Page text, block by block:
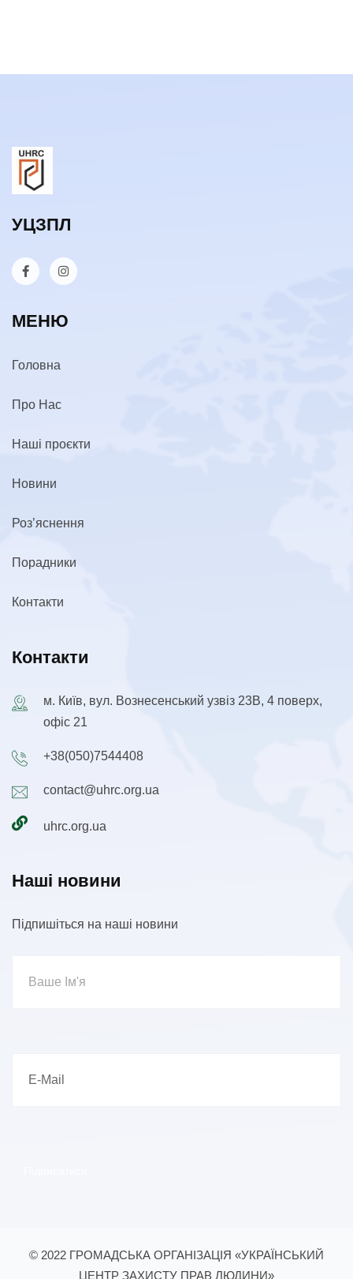
УЦЗПЛ
МЕНЮ
Головна
Про Нас
Наші проєкти
Новини
Роз’яснення
Порадники
Контакти
Контакти
м. Київ, вул. Вознесенський узвіз 23В, 4 поверх,
офіс 21
+38(050)7544408
contact@uhrc.org.ua
uhrc.org.ua
Наші новини
Підпишіться на наші новини
© 2022 ГРОМАДСЬКА ОРГАНІЗАЦІЯ «УКРАЇНСЬКИЙ
ЦЕНТР ЗАХИСТУ ПРАВ ЛЮДИНИ»